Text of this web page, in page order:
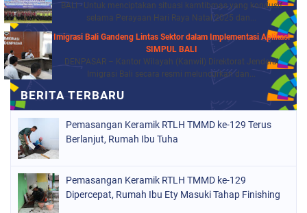
BALI - Untuk menciptakan situasi kamtibmas yang kondusif
selama Perayaan Hari Raya Natal 2025 dan...
Imigrasi Bali Gandeng Lintas Sektor dalam Implementasi Aplikasi
SIMPUL BALI
DENPASAR – Kantor Wilayah (Kanwil) Direktorat Jenderal
Imigrasi Bali secara resmi meluncurkan dan...
Pemasangan Keramik RTLH TMMD ke-129 Terus
Berlanjut, Rumah Ibu Tuha
Pemasangan Keramik RTLH TMMD ke-129
Dipercepat, Rumah Ibu Ety Masuki Tahap Finishing